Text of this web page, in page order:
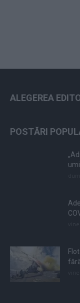
ALEGEREA
POSTĂRI